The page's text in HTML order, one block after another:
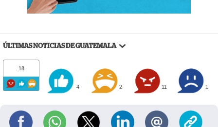
ÚLTIMAS NOTICIAS DE GUATEMALA
18
4 2 11 1